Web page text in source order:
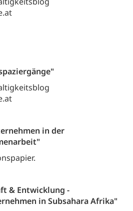
in der
& Entwicklung -
in Subsahara Afrika"